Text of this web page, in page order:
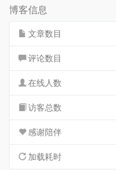
数:
博客信息
文章数目
评论数目
在线人数
访客总数
感谢陪伴
加载耗时